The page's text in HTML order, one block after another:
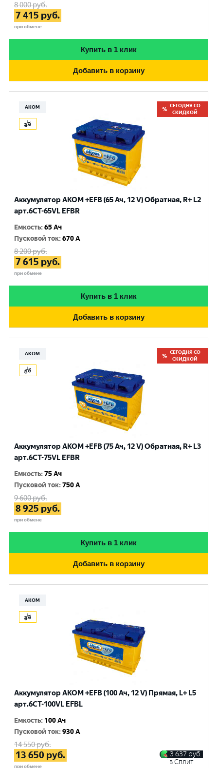
8 000руб.
7 415 руб.
при обмене
Купить в 1 клик
Добавить в корзину
АКОМ
СЕГОДНЯ СО
СКИДКОЙ
Аккумулятор AKOM +EFB (65 Ач, 12 V) Обратная, R+ L2
арт.6CT-65VL EFBR
Емкость:65 Ач
Пусковой ток:670 A
8 200руб.
7 615 руб.
при обмене
Купить в 1 клик
Добавить в корзину
АКОМ
СЕГОДНЯ СО
СКИДКОЙ
Аккумулятор AKOM +EFB (75 Ач, 12 V) Обратная, R+ L3
арт.6СТ-75VL EFBR
Емкость:75 Ач
Пусковой ток:750 A
9 600руб.
8 925 руб.
при обмене
Купить в 1 клик
Добавить в корзину
АКОМ
Аккумулятор AKOM +EFB (100 Ач, 12 V) Прямая, L+ L5
арт.6СТ-100VL EFBL
Емкость: 100 Ач
Пусковой ток:930 A
14 550руб.
13 650 руб.
при обмене
3 637 руб.
в Сплит